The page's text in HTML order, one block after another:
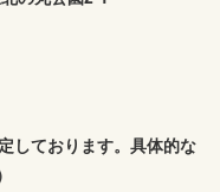
しております。具体的な